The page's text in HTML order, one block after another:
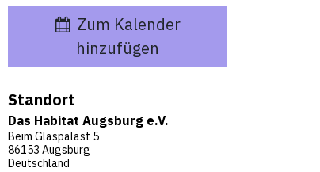
Zum Kalender
hinzufügen
Standort
Das Habitat Augsburg e.V.
Beim Glaspalast 5
86153 Augsburg
Deutschland